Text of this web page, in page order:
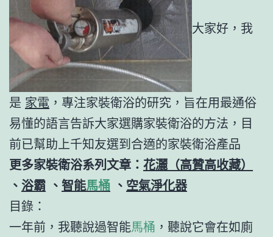
大家好，我
是 家電 ，專注家裝衛浴的研究，旨在用最通俗
易懂的語言告訴大家選購家裝衛浴的方法，目
前已幫助上千知友選到合適的家裝衛浴產品
更多家裝衛浴系列文章： 花灑（高贊高收藏）
、 浴霸 、 智能馬桶 、 空氣淨化器
目錄：
一年前，我聽說過智能馬桶 ，聽說它會在如廁